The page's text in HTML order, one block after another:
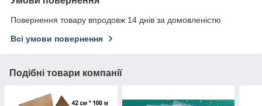
Повернення товару впродовж 14 днів за домовленістю
Всі умови повернення
Подібні товари компанії